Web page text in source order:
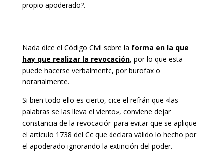
propio apoderado?.
Nada dice el Código Civil sobre la forma en la que
hay que realizar la revocación, por lo que esta
puede hacerse verbalmente, por burofax o
notarialmente.
Si bien todo ello es cierto, dice el refrán que «las
palabras se las lleva el viento», conviene dejar
constancia de la revocación para evitar que se aplique
el artículo 1738 del Cc que declara válido lo hecho por
el apoderado ignorando la extinción del poder.